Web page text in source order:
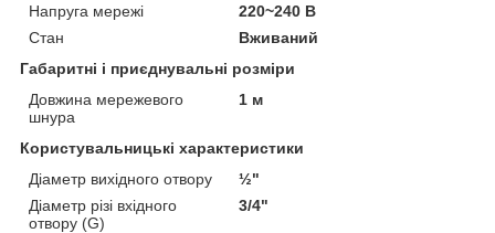
Напруга мережі
220~240 В
Стан
Вживаний
Габаритні і приєднувальні розміри
Довжина мережевого
шнура
1 м
Користувальницькі характеристики
Діаметр вихідного отвору
½"
Діаметр різі вхідного
отвору (G)
3/4"